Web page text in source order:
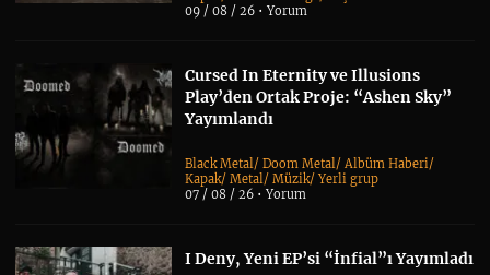
09 / 08 / 26 •Yorum
Cursed In Eternity ve Illusions
Play’den Ortak Proje: “Ashen Sky”
Yayımlandı
Black Metal/Doom Metal/Albüm Haberi/
Kapak/Metal/Müzik/Yerli grup
07 / 08 / 26 •Yorum
I Deny, Yeni EP’si “İnfial”ı Yayımladı